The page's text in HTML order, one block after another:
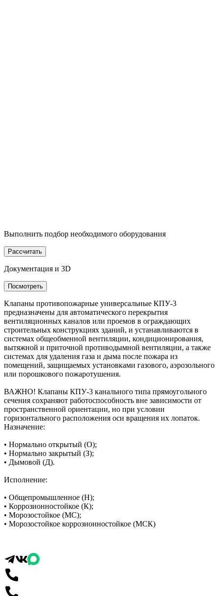
Выполнить подбор необходимого оборудования
Рассчитать
Документация и 3D
Посмотреть
Клапаны противопожарные универсальные КПУ-3
предназначены для автоматического перекрытия
вентиляционных каналов или проемов в ограждающих
строительных конструкциях зданий, и устанавливаются в
системах общеобменной вентиляции, кондиционирования,
вытяжной и приточной противодымной вентиляции, а также
системах для удаления газа и дыма после пожара из
помещений, защищаемых установками газового, аэрозольного
или порошкового пожаротушения.
ВАЖНО! Клапаны КПУ-3 канального типа прямоугольного
сечения сохраняют работоспособность вне зависимости от
пространственной ориентации, но при условии
горизонтального расположения оси вращения их лопаток.
Назначение:
• Нормально открытый (О);
• Нормально закрытый (З);
• Дымовой (Д).
Исполнение:
• Общепромышленное (Н);
• Коррозионностойкое (К);
• Морозостойкое (МС);
• Морозостойкое коррозионностойкое (МСК)